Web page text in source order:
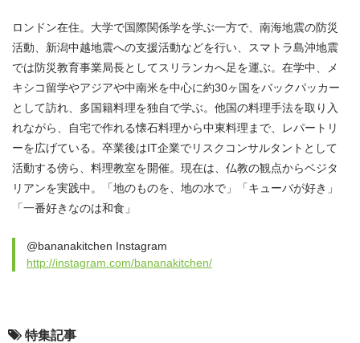
ロンドン在住。大学で国際関係学を学ぶ一方で、南海地震の防災
活動、新潟中越地震への支援活動などを行い、スマトラ島沖地震
では防災教育事業局長としてスリランカへ足を運ぶ。在学中、メ
キシコ留学やアジアや中南米を中心に約30ヶ国をバックパッカー
として訪れ、多国籍料理を独自で学ぶ。他国の料理手法を取り入
れながら、自宅で作れる懐石料理から中東料理まで、レパートリ
ーを広げている。卒業後はIT企業でリスクコンサルタントとして
活動する傍ら、料理教室を開催。現在は、仏教の観点からベジタ
リアンを実践中。「地のものを、地の水で」「キューバが好き」
「一番好きなのは和食」
@bananakitchen Instagram
http://instagram.com/bananakitchen/
特集記事